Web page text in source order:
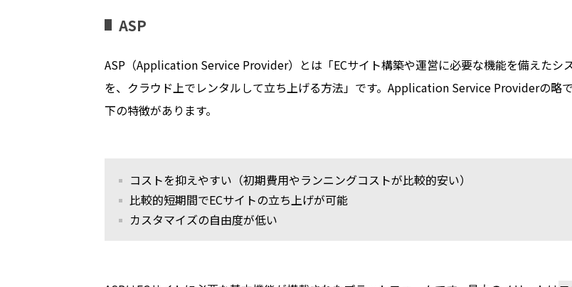
ASP
ASP（Application Service Provider）とは「ECサイト構築や運営に必要な機能を備えたシ
を、クラウド上でレンタルして立ち上げる方法」です。 Application Service Providerの略
下の特徴があります。
コストを抑えやすい（初期費用やランニングコストが比較的安い）
比較的短期間でECサイトの立ち上げが可能
カスタマイズの自由度が低い